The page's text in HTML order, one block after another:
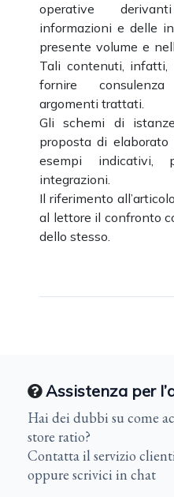
operative
informazioni e delle
presente volume e
Tali contenuti,
fornire
argomenti trattati.
Gli schemi di
proposta di elaborato
esempi indicativi,
integrazioni.
Il riferimento
al lettore il confronto
dello stesso.
Assistenza per
Hai dei dubbi su come
store ratio?
Contatta il servizio
oppure scrivici in chat